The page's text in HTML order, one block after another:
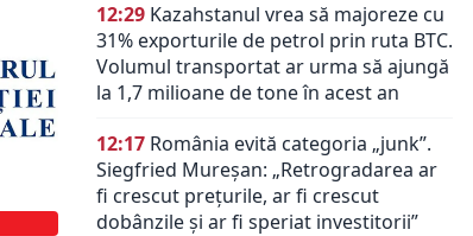
12:29 Kazahstanul vrea să majoreze cu
31% exporturile de petrol prin ruta BTC.
Volumul transportat ar urma să ajungă
la 1,7 milioane de tone în acest an
12:17 România evită categoria „junk”.
Siegfried Mureșan: „Retrogradarea ar
fi crescut preţurile, ar fi crescut
dobânzile şi ar fi speriat investitorii”